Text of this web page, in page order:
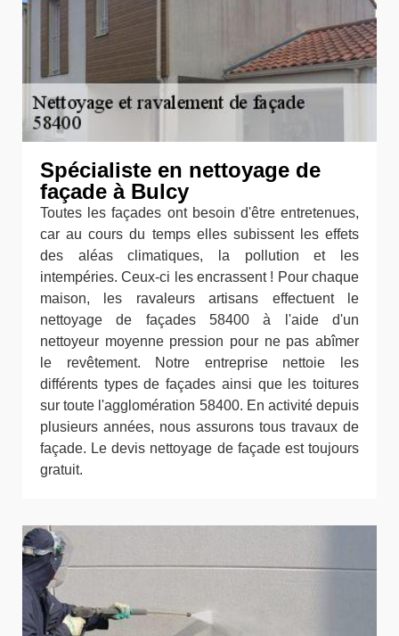
Spécialiste en nettoyage de
façade à Bulcy
Toutes les façades ont besoin d'être entretenues,
car au cours du temps elles subissent les effets
des aléas climatiques, la pollution et les
intempéries. Ceux-ci les encrassent ! Pour chaque
maison, les ravaleurs artisans effectuent le
nettoyage de façades 58400 à l'aide d'un
nettoyeur moyenne pression pour ne pas abîmer
le revêtement. Notre entreprise nettoie les
différents types de façades ainsi que les toitures
sur toute l'agglomération 58400. En activité depuis
plusieurs années, nous assurons tous travaux de
façade. Le devis nettoyage de façade est toujours
gratuit.